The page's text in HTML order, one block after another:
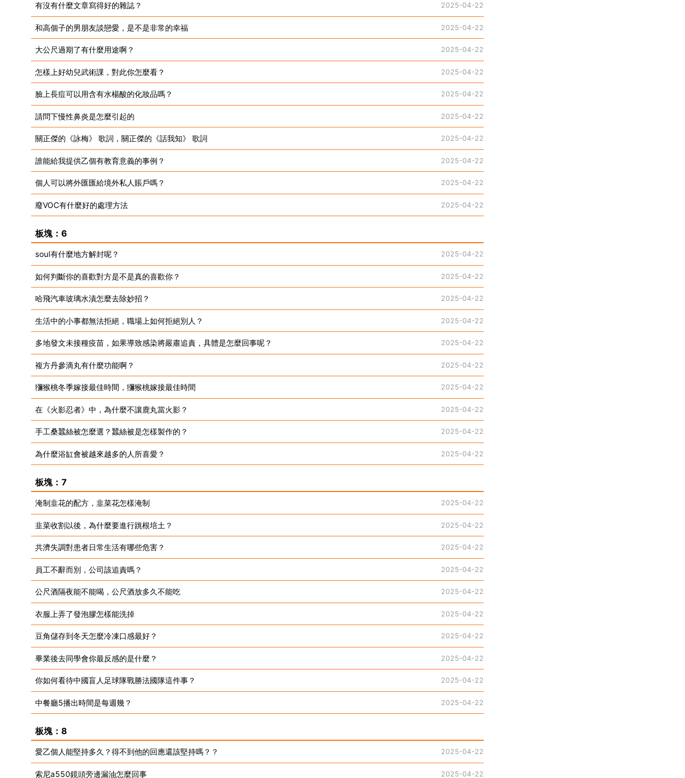
有沒有什麼文章寫得好的雜誌？ 2025-04-22
和高個子的男朋友談戀愛，是不是非常的幸福 2025-04-22
大公尺過期了有什麼用途啊？ 2025-04-22
怎樣上好幼兒武術課，對此你怎麼看？ 2025-04-22
臉上長痘可以用含有水楊酸的化妝品嗎？ 2025-04-22
請問下慢性鼻炎是怎麼引起的 2025-04-22
關正傑的《詠梅》 歌詞，關正傑的《話我知》 歌詞 2025-04-22
誰能給我提供乙個有教育意義的事例？ 2025-04-22
個人可以將外匯匯給境外私人賬戶嗎？ 2025-04-22
廢VOC有什麼好的處理方法 2025-04-22
板塊：6
soul有什麼地方解封呢？ 2025-04-22
如何判斷你的喜歡對方是不是真的喜歡你？ 2025-04-22
哈飛汽車玻璃水漬怎麼去除妙招？ 2025-04-22
生活中的小事都無法拒絕，職場上如何拒絕別人？ 2025-04-22
多地發文未接種疫苗，如果導致感染將嚴肅追責，具體是怎麼回事呢？ 2025-04-22
複方丹參滴丸有什麼功能啊？ 2025-04-22
獼猴桃冬季嫁接最佳時間，獼猴桃嫁接最佳時間 2025-04-22
在《火影忍者》中，為什麼不讓鹿丸當火影？ 2025-04-22
手工桑蠶絲被怎麼選？蠶絲被是怎樣製作的？ 2025-04-22
為什麼浴缸會被越來越多的人所喜愛？ 2025-04-22
板塊：7
淹制韭花的配方，韭菜花怎樣淹制 2025-04-22
韭菜收割以後，為什麼要進行跳根培土？ 2025-04-22
共濟失調對患者日常生活有哪些危害？ 2025-04-22
員工不辭而別，公司該追責嗎？ 2025-04-22
公尺酒隔夜能不能喝，公尺酒放多久不能吃 2025-04-22
衣服上弄了發泡膠怎樣能洗掉 2025-04-22
豆角儲存到冬天怎麼冷凍口感最好？ 2025-04-22
畢業後去同學會你最反感的是什麼？ 2025-04-22
你如何看待中國盲人足球隊戰勝法國隊這件事？ 2025-04-22
中餐廳5播出時間是每週幾？ 2025-04-22
板塊：8
愛乙個人能堅持多久？得不到他的回應還該堅持嗎？？ 2025-04-22
索尼a550鏡頭旁邊漏油怎麼回事 2025-04-22